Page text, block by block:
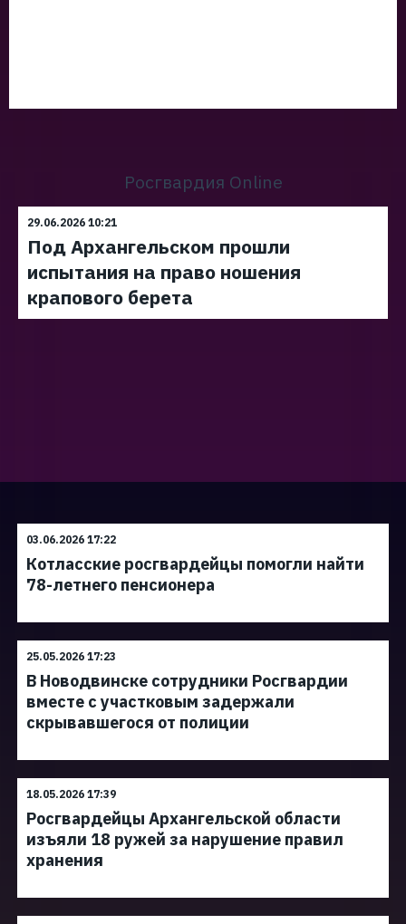
Росгвардия Online
29.06.2026 10:21
Под Архангельском прошли
испытания на право ношения
крапового берета
03.06.2026 17:22
Котласские росгвардейцы помогли найти
78-летнего пенсионера
25.05.2026 17:23
В Новодвинске сотрудники Росгвардии
вместе с участковым задержали
скрывавшегося от полиции
18.05.2026 17:39
Росгвардейцы Архангельской области
изъяли 18 ружей за нарушение правил
хранения